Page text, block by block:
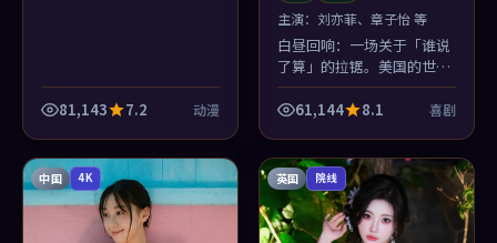
81,143 7.2 动漫
主演：刘亦菲、章子怡 等
白昼回响：一场关于「谁说
了算」的拉锯。美国的世情
与喜剧的类型套路互相撕
扯，撕出一点新鲜的血腥
61,144 8.1 喜剧
中国 4K 英国 院线